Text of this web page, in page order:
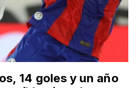
14 goles y un año